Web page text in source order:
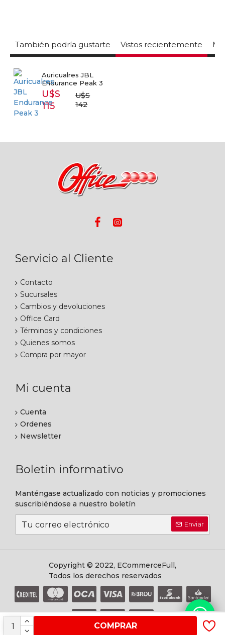
COMPRAR
También podría gustarte Vistos recientemente
Auricualres JBL
Endurance Peak 3
U$S
115
U$S
142
Servicio al Cliente
Contacto
Sucursales
Cambios y devoluciones
Office Card
Términos y condiciones
Quienes somos
Compra por mayor
Mi cuenta
Cuenta
Ordenes
Newsletter
Boletin informativo
Manténgase actualizado con noticias y promociones
suscribiéndose a nuestro boletín
Enviar
Copyright © 2022, ECommerceFull,
Todos los derechos reservados